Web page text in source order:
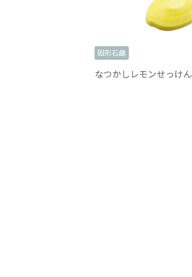
固形石鹸
なつかしレモンせっけん